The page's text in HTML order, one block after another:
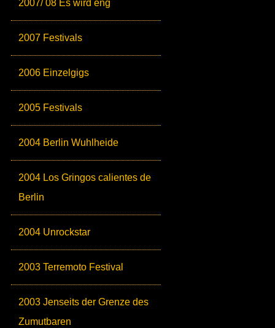
2007/ 08 Es wird eng
2007 Festivals
2006 Einzelgigs
2005 Festivals
2004 Berlin Wuhlheide
2004 Los Gringos calientes de
Berlin
2004 Unrockstar
2003 Terremoto Festival
2003 Jenseits der Grenze des
Zumutbaren